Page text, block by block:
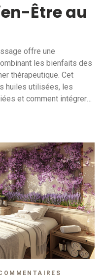
Être au
offre une
les bienfaits des
thérapeutique. Cet
huiles utilisées, les
et comment intégrer